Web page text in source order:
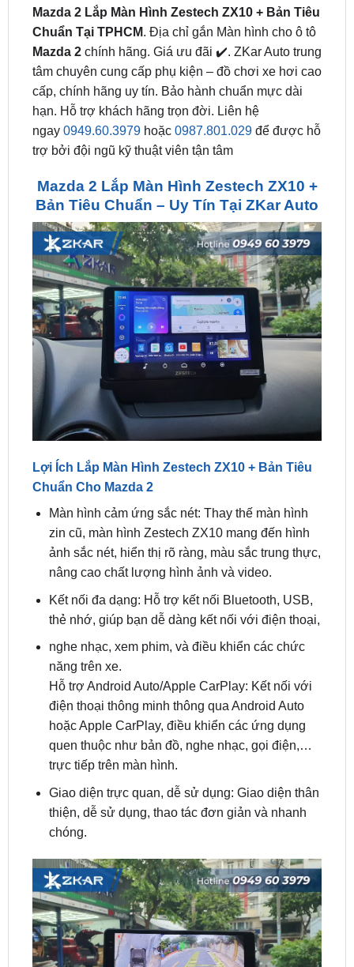
Mazda 2 chính hãng. Giá ưu đãi ✔️. ZKar Auto trung
tâm chuyên cung cấp phụ kiện – đồ chơi xe hơi cao
cấp, chính hãng uy tín. Bảo hành chuẩn mực dài
hạn. Hỗ trợ khách hãng trọn đời. Liên hệ
ngay0949.60.3979 hoặc0987.801.029để được hỗ
trợ bởi đội ngũ kỹ thuật viên tận tâm
Mazda 2 Lắp Màn Hình Zestech ZX10 +
Lợi Ích Lắp Màn Hình Zestech ZX10 + Bản Tiêu
Màn hình cảm ứng sắc nét: Thay thế màn hình
zin cũ, màn hình Zestech ZX10 mang đến hình
ảnh sắc nét, hiển thị rõ ràng, màu sắc trung thực,
nâng cao chất lượng hình ảnh và video.
Kết nối đa dạng: Hỗ trợ kết nối Bluetooth, USB,
thẻ nhớ, giúp bạn dễ dàng kết nối với điện thoại,
nghe nhạc, xem phim, và điều khiển các chức
năng trên xe.
Hỗ trợ Android Auto/Apple CarPlay: Kết nối với
điện thoại thông minh thông qua Android Auto
hoặc Apple CarPlay, điều khiển các ứng dụng
quen thuộc như bản đồ, nghe nhạc, gọi điện,…
trực tiếp trên màn hình.
Giao diện trực quan, dễ sử dụng: Giao diện thân
thiện, dễ sử dụng, thao tác đơn giản và nhanh
chóng.